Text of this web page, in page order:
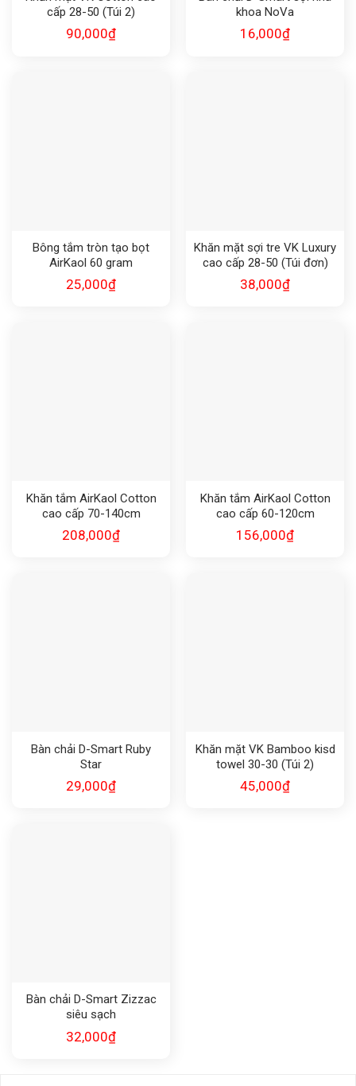
cấp 28-50 (Túi 2)
90,000₫
khoa NoVa
16,000₫
Bông tắm tròn tạo bọt
AirKaol 60 gram
25,000₫
Khăn mặt sợi tre VK Luxury
cao cấp 28-50 (Túi đơn)
38,000₫
Khăn tắm AirKaol Cotton
cao cấp 70-140cm
208,000₫
Khăn tắm AirKaol Cotton
cao cấp 60-120cm
156,000₫
Bàn chải D-Smart Ruby
Star
29,000₫
Khăn mặt VK Bamboo kisd
towel 30-30 (Túi 2)
45,000₫
Bàn chải D-Smart Zizzac
siêu sạch
32,000₫